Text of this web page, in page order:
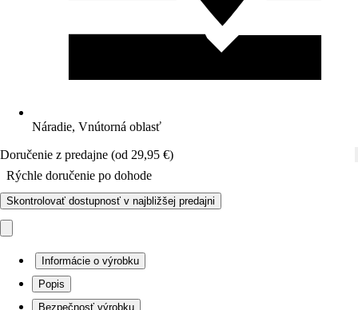
Náradie, Vnútorná oblasť
Doručenie z predajne (od 29,95 €)
Rýchle doručenie po dohode
Skontrolovať dostupnosť v najbližšej predajni
Informácie o výrobku
Popis
Bezpečnosť výrobku